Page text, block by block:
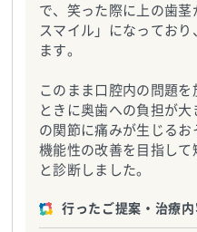
で、笑った際に上の歯
スマイル」になってお
ます。
このまま口腔内の問題
ときに奥歯への負担が
の関節に痛みが生じる
機能性の改善を目指して
と診断しました。
行ったご提案・治療内